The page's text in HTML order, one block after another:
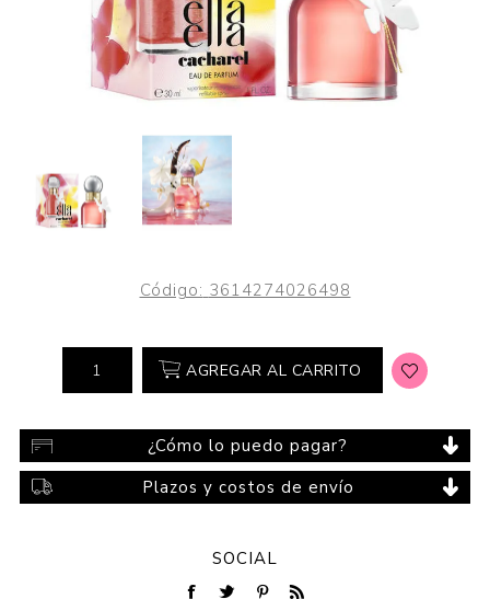
Código: 3614274026498
AGREGAR AL CARRITO
¿Cómo lo puedo pagar?
Plazos y costos de envío
SOCIAL